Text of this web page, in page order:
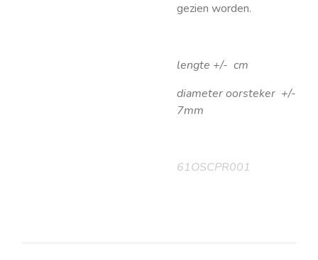
gezien worden.
lengte +/- cm
diameter oorsteker +/-
7mm
61OSCPR001